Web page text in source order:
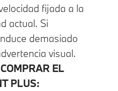
fijada a la
actual. Si
demasiado
visual.
EL
PLUS: